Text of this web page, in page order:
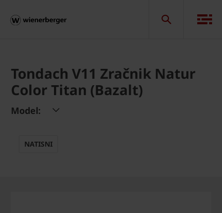
Tondach V11 Zračnik Natur
Color Titan (Bazalt)
Model:
NATISNI